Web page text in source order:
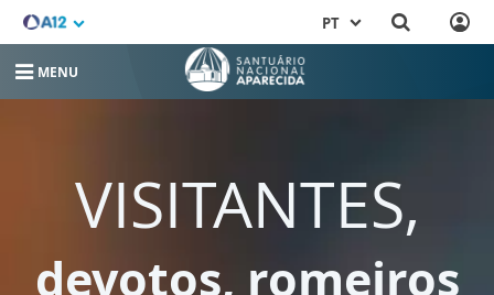
PT
MENU
VISITANTES,
devotos, romeiros